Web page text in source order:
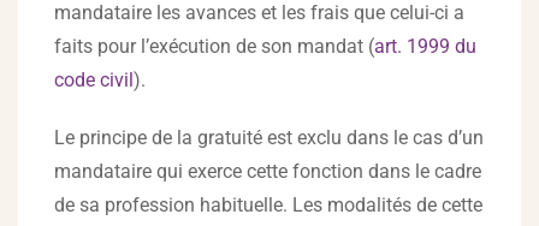
mandataire les avances et les frais que celui-ci a
faits pour l’exécution de son mandat (art. 1999 du
code civil).
Le principe de la gratuité est exclu dans le cas d’un
mandataire qui exerce cette fonction dans le cadre
de sa profession habituelle. Les modalités de cette